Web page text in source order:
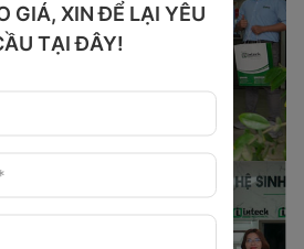
GIÁ, XIN ĐỂ LẠI YÊU
TẠI ĐÂY!